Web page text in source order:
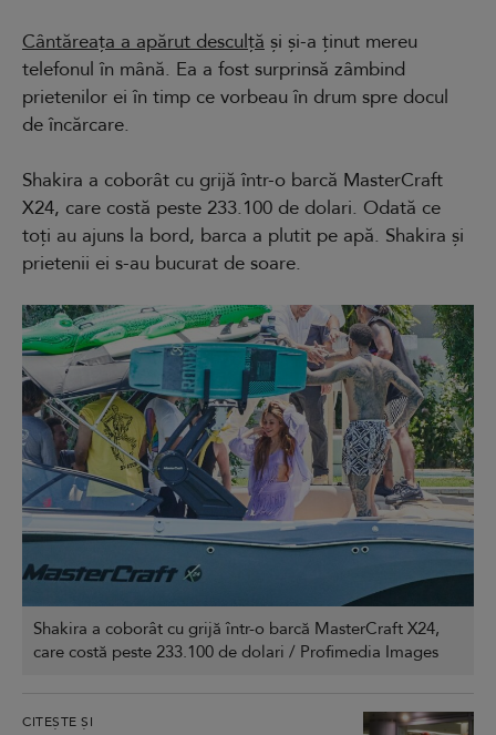
Cântăreața a apărut desculță și și-a ținut mereu
telefonul în mână. Ea a fost surprinsă zâmbind
prietenilor ei în timp ce vorbeau în drum spre docul
de încărcare.
Shakira a coborât cu grijă într-o barcă MasterCraft
X24, care costă peste 233.100 de dolari. Odată ce
toți au ajuns la bord, barca a plutit pe apă. Shakira și
prietenii ei s-au bucurat de soare.
Shakira a coborât cu grijă într-o barcă MasterCraft X24,
care costă peste 233.100 de dolari / Profimedia Images
CITEȘTE ȘI